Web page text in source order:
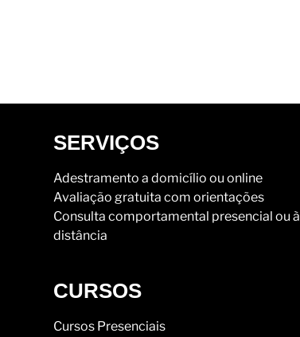
SERVIÇOS
Adestramento a domicílio ou online
Avaliação gratuita com orientações
Consulta comportamental presencial ou à
distância
CURSOS
Cursos Presenciais